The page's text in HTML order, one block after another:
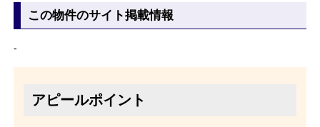
この物件のサイト掲載情報
-
アピールポイント